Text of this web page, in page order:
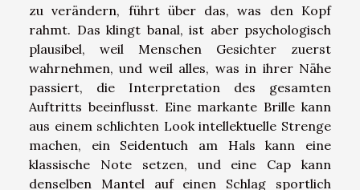
zu verändern, führt über das, was den Kopf
rahmt. Das klingt banal, ist aber psychologisch
plausibel, weil Menschen Gesichter zuerst
wahrnehmen, und weil alles, was in ihrer Nähe
passiert, die Interpretation des gesamten
Auftritts beeinflusst. Eine markante Brille kann
aus einem schlichten Look intellektuelle Strenge
machen, ein Seidentuch am Hals kann eine
klassische Note setzen, und eine Cap kann
denselben Mantel auf einen Schlag sportlich